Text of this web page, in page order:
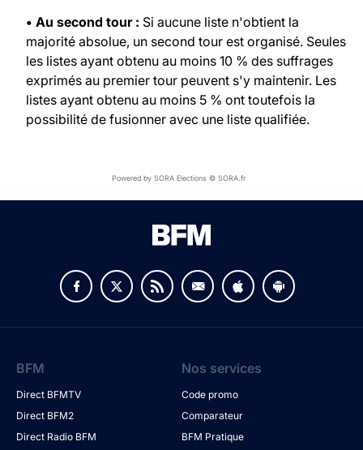
• Au second tour : Si aucune liste n'obtient la
majorité absolue, un second tour est organisé. Seules
les listes ayant obtenu au moins 10 % des suffrages
exprimés au premier tour peuvent s'y maintenir. Les
listes ayant obtenu au moins 5 % ont toutefois la
possibilité de fusionner avec une liste qualifiée.
Powered by SORA Elections © SORA.fr
BFM
Direct BFMTV
Direct BFM2
Direct Radio BFM
Nos services
Code promo
Comparateur
BFM Pratique